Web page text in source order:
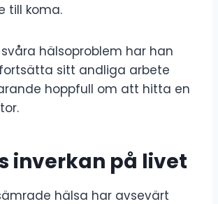
till koma.
hälsoproblem har han
sitt andliga arbete
hoppfull om att hitta en
inverkan på livet
hälsa har avsevärt